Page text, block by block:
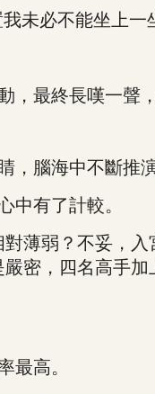
未必不能坐上一
最終長嘆一聲，
腦海中不斷推演
有了計較。
弱？不妥，入
密，四名高手
高。